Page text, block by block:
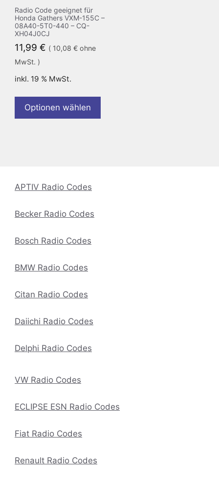
Radio Code geeignet für
Honda Gathers VXM-155C –
08A40-5T0-440 – CQ-
XH04J0CJ
11,99 € ( 10,08 € ohne
MwSt. )
inkl. 19 % MwSt.
Optionen wählen
APTIV Radio Codes
Becker Radio Codes
Bosch Radio Codes
BMW Radio Codes
Citan Radio Codes
Daiichi Radio Codes
Delphi Radio Codes
VW Radio Codes
ECLIPSE ESN Radio Codes
Fiat Radio Codes
Renault Radio Codes